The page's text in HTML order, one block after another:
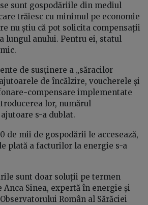
sunt gospodăriile din mediul
trăiesc cu minimul pe economie
nu știu că pot solicita compensații
lungul anului. Pentru ei, statul
de susținere a „săracilor
de încălzire, voucherele și
compensare implementate
lor, numărul
s-a dublat.
de mii de gospodării le accesează,
plată a facturilor la energie s-a
sunt doar soluții pe termen
Anca Sinea, expertă în energie și
Român al Sărăciei